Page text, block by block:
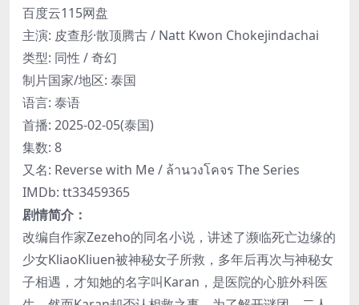
百度云115网盘
主演: 皮查彤·散顶腾古 / Natt Kwon Chokejindachai
类型: 同性 / 奇幻
制片国家/地区: 泰国
语言: 泰语
首播: 2025-02-05(泰国)
集数: 8
又名: Reverse with Me / ล้านวงโคจร The Series
IMDb: tt33459365
剧情简介：
改编自作家Zezeho的同名小说，讲述了濒临死亡边缘的
少女KliaoKliuen被神秘女子所救，多年后再次与神秘女
子相遇，才知她的名字叫Karan，是医院的心脏外科医